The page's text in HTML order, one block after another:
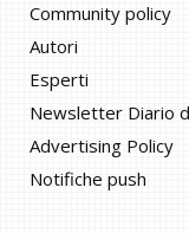
Community policy
Autori
Esperti
Newsletter Diario
Advertising Policy
Notifiche push